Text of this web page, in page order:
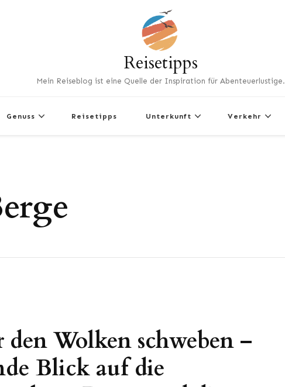
Reisetipps
Mein Reiseblog ist eine Quelle der Inspiration für Abenteuerlustige.
Genuss Reisetipps Unterkunft Verkehr
Wolken schweben –
Blick auf die